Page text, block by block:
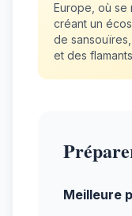
Europe, où se
créant un
de
et des
Meilleure